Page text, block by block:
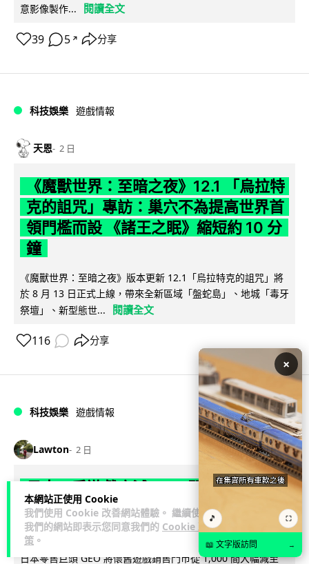
本網站正使用 Cookie
我們使用 Cookie 改善網站體驗。 繼續使用
我們的網站即表示您同意我們的 Cookie 政
策 。
意影像製作...
閱讀全文
39 5 ↗ 分享
科技娛樂 遊戲情報
天恩 2 日
《魔獸世界：至暗之夜》12.1 「烏拉特
克的詛咒」專訪：巢穴不為提高世界首
領門檻而設 《諸王之眠》縮短約 10 分
鐘
《魔獸世界：至暗之夜》版本更新 12.1「烏拉特克的詛咒」將
於 8 月 13 日正式上線，帶來全新區域「盤蛇島」、地城「毒牙
祭壇」、新型態世...
閱讀全文
116 分享
科技娛樂 遊戲情報
Lawton 2 日
日本二手遊戲店減 90% 門市 業績反增
四成 "懷舊"在 Z 世代變成最潮「新鮮
感」
日本零售巨頭 GEO 將懷舊遊戲銷售門市從 1,000 間大幅減至
×
🎵 ⛶
📖 文字版訪問 →